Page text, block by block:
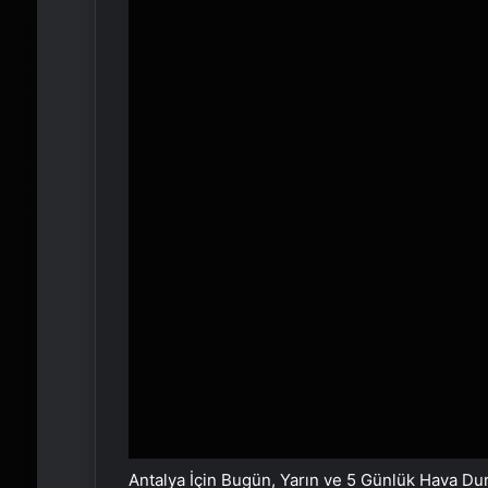
Antalya İçin Bugün, Yarın ve 5 Günlük Hava